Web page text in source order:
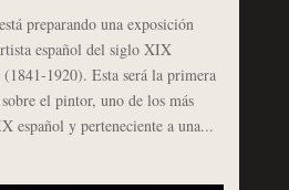
preparando una exposición
español del siglo XIX
1920). Esta será la primera
el pintor, uno de los más
español y perteneciente a una...